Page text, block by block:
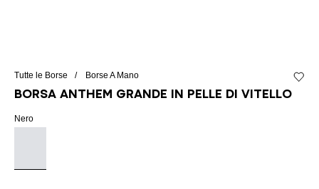
Tutte le Borse Borse A Mano
Borsa Anthem grande in pelle di vitello
Nero